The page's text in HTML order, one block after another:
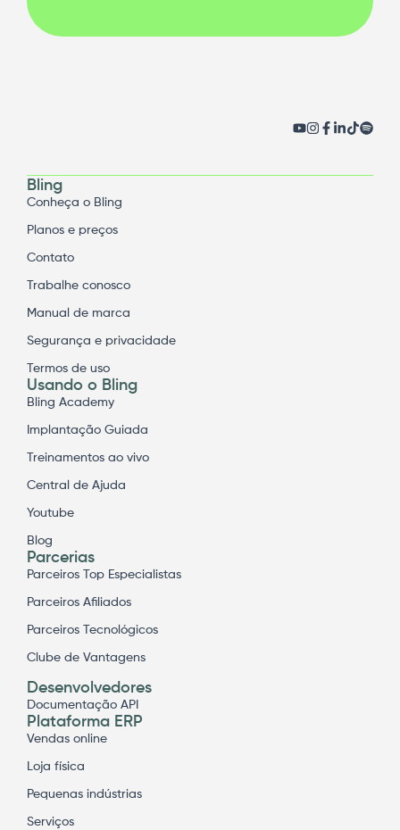
Bling
Conheça o Bling
Planos e preços
Contato
Trabalhe conosco
Manual de marca
Segurança e privacidade
Termos de uso
Usando o Bling
Bling Academy
Implantação Guiada
Treinamentos ao vivo
Central de Ajuda
Youtube
Blog
Parcerias
Parceiros Top Especialistas
Parceiros Afiliados
Parceiros Tecnológicos
Clube de Vantagens
Desenvolvedores
Documentação API
Plataforma ERP
Vendas online
Loja física
Pequenas indústrias
Serviços